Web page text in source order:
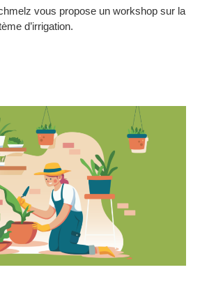
vous propose un workshop sur la
d’irrigation.